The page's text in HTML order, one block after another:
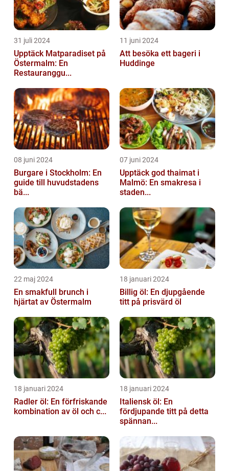
31 juli 2024
Upptäck Matparadiset på
Östermalm: En
Restauranggu...
11 juni 2024
Att besöka ett bageri i
Huddinge
08 juni 2024
Burgare i Stockholm: En
guide till huvudstadens
bä...
07 juni 2024
Upptäck god thaimat i
Malmö: En smakresa i
staden...
22 maj 2024
En smakfull brunch i
hjärtat av Östermalm
18 januari 2024
Billig öl: En djupgående
titt på prisvärd öl
18 januari 2024
Radler öl: En förfriskande
kombination av öl och c...
18 januari 2024
Italiensk öl: En
fördjupande titt på detta
spännan...